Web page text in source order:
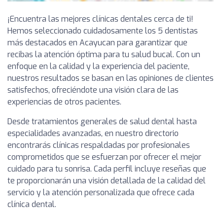
¡Encuentra las mejores clínicas dentales cerca de ti!
Hemos seleccionado cuidadosamente los 5 dentistas
más destacados en Acayucan para garantizar que
recibas la atención óptima para tu salud bucal. Con un
enfoque en la calidad y la experiencia del paciente,
nuestros resultados se basan en las opiniones de clientes
satisfechos, ofreciéndote una visión clara de las
experiencias de otros pacientes.
Desde tratamientos generales de salud dental hasta
especialidades avanzadas, en nuestro directorio
encontrarás clínicas respaldadas por profesionales
comprometidos que se esfuerzan por ofrecer el mejor
cuidado para tu sonrisa. Cada perfil incluye reseñas que
te proporcionarán una visión detallada de la calidad del
servicio y la atención personalizada que ofrece cada
clínica dental.